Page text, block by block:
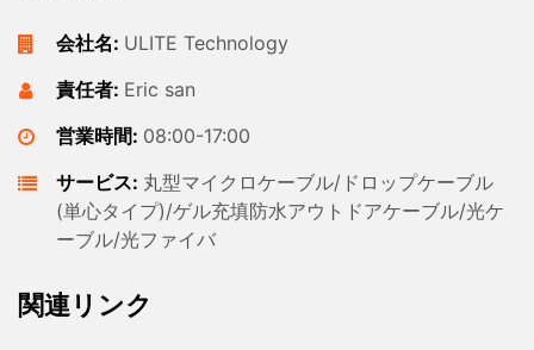
会社名: ULITE Technology
責任者: Eric san
営業時間: 08:00-17:00
サービス: 丸型マイクロケーブル/ドロップケーブル
(単心タイプ)/ゲル充填防水アウトドアケーブル/光ケ
ーブル/光ファイバ
関連リンク